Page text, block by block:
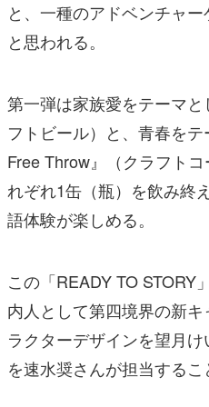
と、一種のアドベンチャ
と思われる。
第一弾は家族愛をテーマ
フトビール）と、青春を
Free Throw』（クラフト
れぞれ1缶（瓶）を飲み終
語体験が楽しめる。
この「READY TO STORY
内人として第四境界の新
ラクターデザインを望月
を速水奨さんが担当するこ